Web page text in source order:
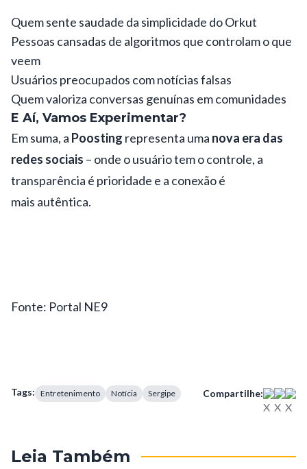
Quem sente saudade da simplicidade do Orkut
Pessoas cansadas de algoritmos que controlam o que
veem
Usuários preocupados com notícias falsas
Quem valoriza conversas genuínas em comunidades
E Aí, Vamos Experimentar?
Em suma, a Poosting representa uma nova era das
redes sociais – onde o usuário tem o controle, a
transparência é prioridade e a conexão é
mais autêntica.
Fonte: Portal NE9
Tags: Entretenimento Notícia Sergipe Compartilhe:
Leia Também